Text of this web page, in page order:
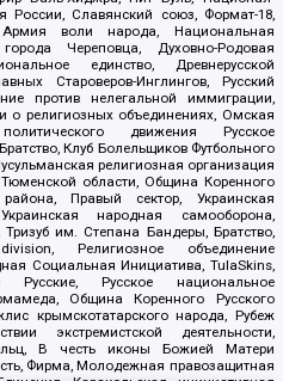
России, Славянский союз, Формат-18,
воли народа, Национальная
Череповца, Духовно-Родовая
единство, Древнерусской
Староверов-Инглингов, Русский
против нелегальной иммиграции,
о религиозных объединениях, Омская
движения Русское
Клуб Болельщиков Футбольного
религиозная организация
области, Община Коренного
Правый сектор, Украинская
народная самооборона,
им. Степана Бандеры, Братство,
Религиозное объединение
Социальная Инициатива, TulaSkins,
Русские, Русское национальное
Община Коренного Русского
крымскотатарского народа, Рубеж
экстремистской деятельности,
В честь иконы Божией Матери
Фирма, Молодежная правозащитная